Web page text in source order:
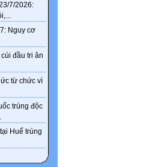
7/2026:
Nguy cơ
đầu tri ân
từ chức vì
trúng độc
Huế trúng